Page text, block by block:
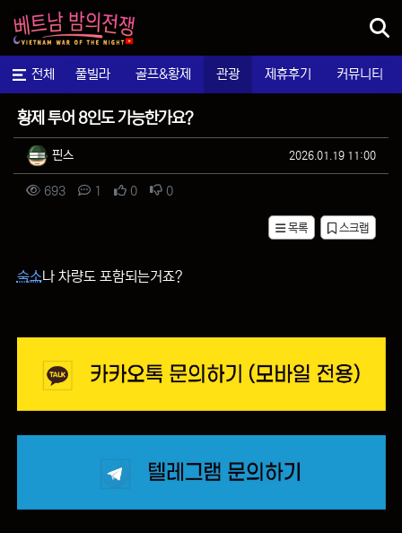
전체 메뉴
마사지 풀빌라 골프&황제 관광 제휴후기 커뮤니티
질문&답변
황제 투어 8인도 가능한가요?
작성자 정보
핀스 작성일
2026.01.19 11:00
컨텐츠 정보
693조회 1 댓글 0추천 0비추천
목록 스크랩
본문
숙소나 차량도 포함되는거죠?